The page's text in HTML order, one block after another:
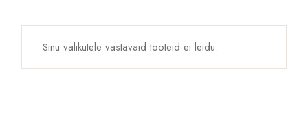
Sinu valikutele vastavaid tooteid ei leidu.